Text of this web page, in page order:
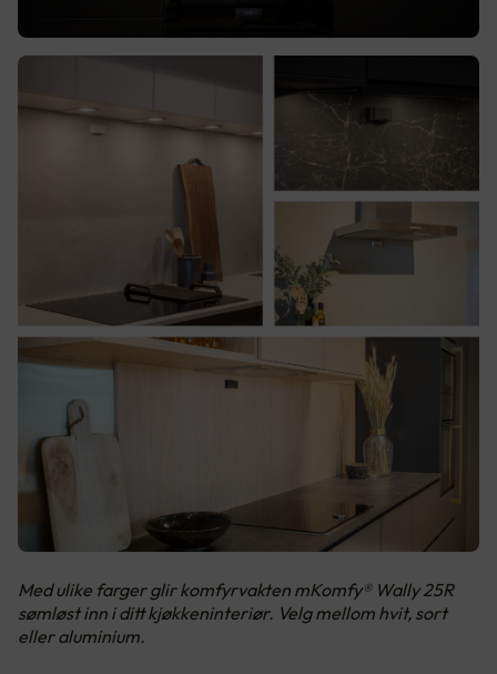
Med ulike farger glir komfyrvakten mKomfy® Wally 25R
sømløst inn i ditt kjøkkeninteriør. Velg mellom hvit, sort
eller aluminium.